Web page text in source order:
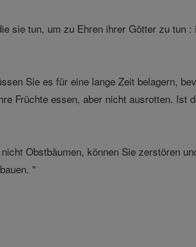
sie tun, um zu Ehren ihrer Götter zu tun
Sie es für eine lange Zeit belagern,
Früchte essen, aber nicht ausrotten. Ist
Obstbäumen, können Sie zerstören
"